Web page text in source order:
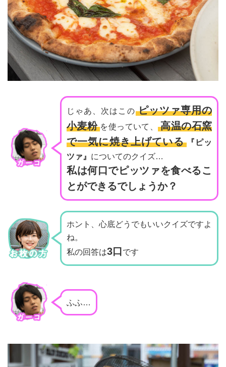
じゃあ、次はこの ピッツァ専用の
小麦粉 を使っていて、 高温の石窯
で一気に焼き上げている 『ピッ
ツァ』 についてのクイズ…
私は何口でピッツァを食べるこ
とができるでしょうか？
ホント、心底どうでもいいクイズですよ
ね。
私の回答は3口 です
ふふ…